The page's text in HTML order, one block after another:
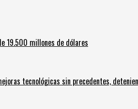
19.500 millones de dólares
tecnológicas sin precedentes,